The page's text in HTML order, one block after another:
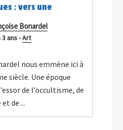
: vers une
intégrale ? 14/15
Bonardel
3 ans-Art
nous emmène ici à
siècle. Une époque
de l’occultisme, de
de ...